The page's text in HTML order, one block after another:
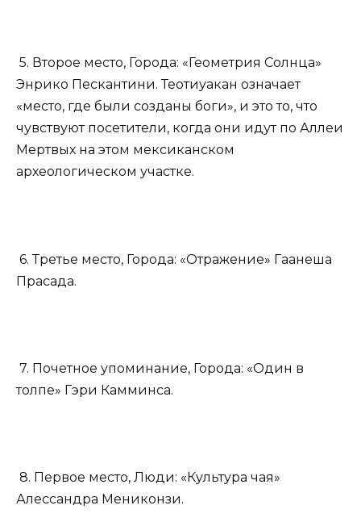
5. Второе место, Города: «Геометрия Солнца»
Энрико Пескантини. Теотиуакан означает
«место, где были созданы боги», и это то, что
чувствуют посетители, когда они идут по Аллеи
Мертвых на этом мексиканском
археологическом участке.
6. Третье место, Города: «Отражение» Гаанеша
Прасада.
7. Почетное упоминание, Города: «Один в
толпе» Гэри Камминса.
8. Первое место, Люди: «Культура чая»
Алессандра Мениконзи.